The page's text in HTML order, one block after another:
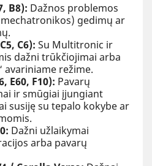
B8): Dažnos problemos
gedimų ar
C6): Su Multitronic ir
dažni trūkčiojimai arba
avariniame režime.
E60, F10): Pavarų
ir smūgiai įjungiant
susiję su tepalo kokybe ar
Dažni užlaikymai
arba pavarų